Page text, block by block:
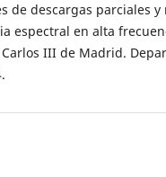
de descargas parciales
espectral en alta
III de Madrid.